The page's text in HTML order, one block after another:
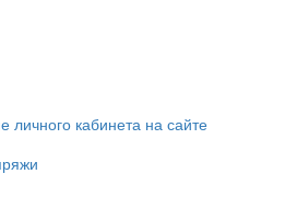
личного кабинета на сайте